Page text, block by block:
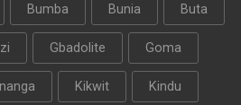
Bumba Bunia Buta
Gbadolite Goma
Kikwit Kindu